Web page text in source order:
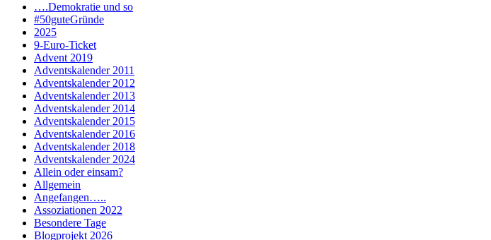
….Demokratie und so
#50guteGründe
2025
9-Euro-Ticket
Advent 2019
Adventskalender 2011
Adventskalender 2012
Adventskalender 2013
Adventskalender 2014
Adventskalender 2015
Adventskalender 2016
Adventskalender 2018
Adventskalender 2024
Allein oder einsam?
Allgemein
Angefangen…..
Assoziationen 2022
Besondere Tage
Blogprojekt 2026